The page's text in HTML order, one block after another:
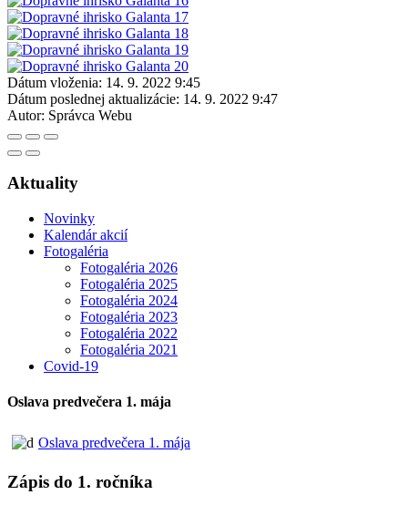
Dátum vloženia: 14. 9. 2022 9:45
Dátum poslednej aktualizácie: 14. 9. 2022 9:47
Autor: Správca Webu
Aktuality
Novinky
Kalendár akcií
Fotogaléria
Fotogaléria 2026
Fotogaléria 2025
Fotogaléria 2024
Fotogaléria 2023
Fotogaléria 2022
Fotogaléria 2021
Covid-19
Oslava predvečera 1. mája
Oslava predvečera 1. mája
Zápis do 1. ročníka